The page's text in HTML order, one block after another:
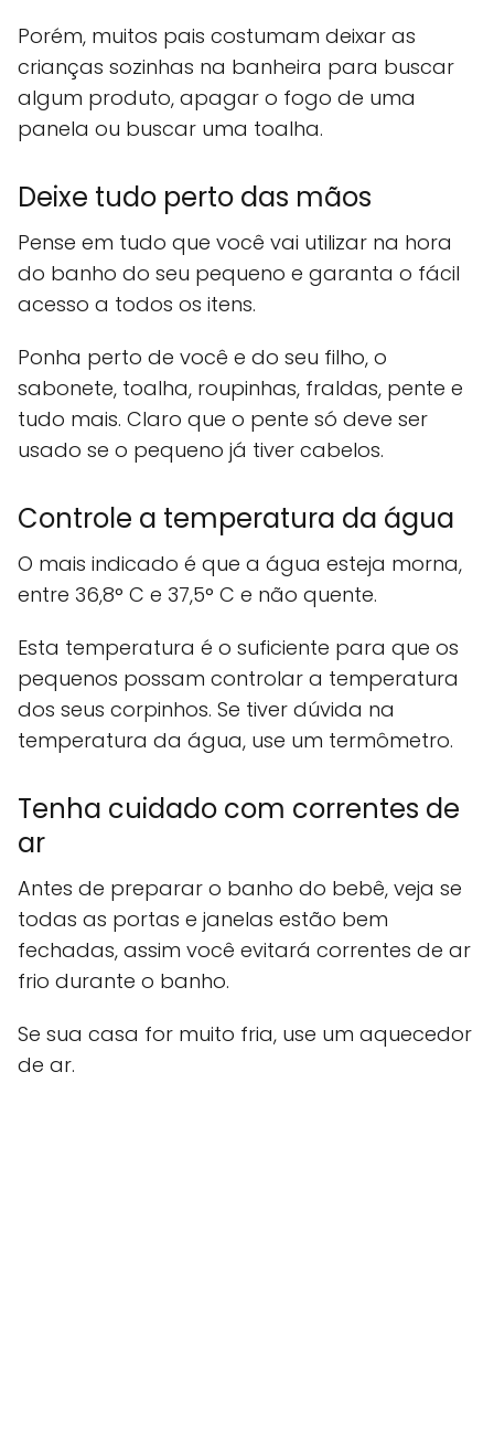
Porém, muitos pais costumam deixar as
crianças sozinhas na banheira para buscar
algum produto, apagar o fogo de uma
panela ou buscar uma toalha.
Deixe tudo perto das mãos
Pense em tudo que você vai utilizar na hora
do banho do seu pequeno e garanta o fácil
acesso a todos os itens.
Ponha perto de você e do seu filho, o
sabonete, toalha, roupinhas, fraldas, pente e
tudo mais. Claro que o pente só deve ser
usado se o pequeno já tiver cabelos.
Controle a temperatura da água
O mais indicado é que a água esteja morna,
entre 36,8° C e 37,5° C e não quente.
Esta temperatura é o suficiente para que os
pequenos possam controlar a temperatura
dos seus corpinhos. Se tiver dúvida na
temperatura da água, use um termômetro.
Tenha cuidado com correntes de
ar
Antes de preparar o banho do bebê, veja se
todas as portas e janelas estão bem
fechadas, assim você evitará correntes de ar
frio durante o banho.
Se sua casa for muito fria, use um aquecedor
de ar.